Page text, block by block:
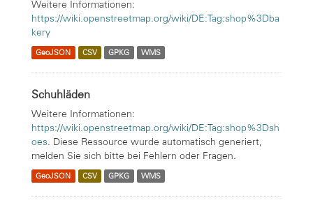
Weitere Informationen:
https://wiki.openstreetmap.org/wiki/DE:Tag:shop%3Dba
kery
GeoJSON CSV GPKG WMS
Schuhläden
Weitere Informationen:
https://wiki.openstreetmap.org/wiki/DE:Tag:shop%3Dsh
oes. Diese Ressource wurde automatisch generiert,
melden Sie sich bitte bei Fehlern oder Fragen.
GeoJSON CSV GPKG WMS